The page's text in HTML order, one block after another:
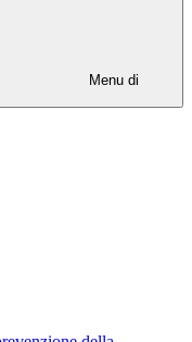
Menu di